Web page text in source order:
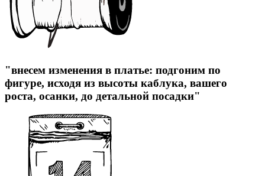
"внесем изменения в платье: подгоним по
фигуре, исходя из высоты каблука, вашего
роста, осанки, до детальной посадки"